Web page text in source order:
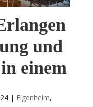
und
einem
| Eigenheim,